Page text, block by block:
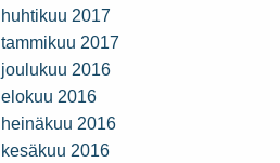
huhtikuu 2017
tammikuu 2017
joulukuu 2016
elokuu 2016
heinäkuu 2016
kesäkuu 2016